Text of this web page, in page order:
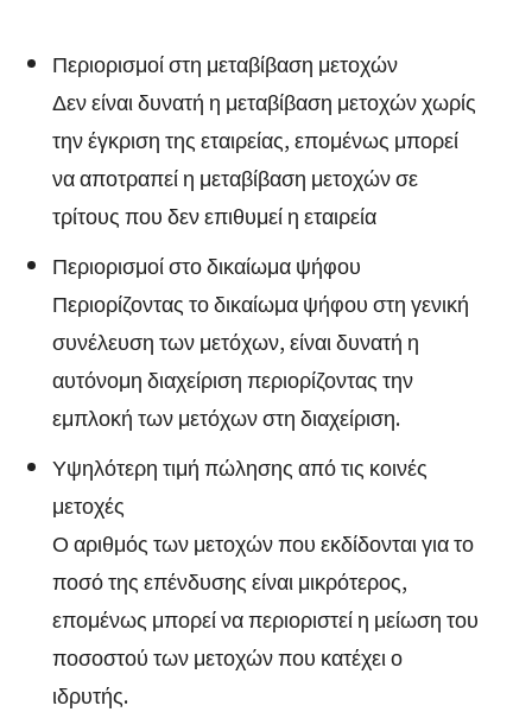
Περιορισμοί στη μεταβίβαση μετοχών
Δεν είναι δυνατή η μεταβίβαση μετοχών χωρίς
την έγκριση της εταιρείας, επομένως μπορεί
να αποτραπεί η μεταβίβαση μετοχών σε
τρίτους που δεν επιθυμεί η εταιρεία
Περιορισμοί στο δικαίωμα ψήφου
Περιορίζοντας το δικαίωμα ψήφου στη γενική
συνέλευση των μετόχων, είναι δυνατή η
αυτόνομη διαχείριση περιορίζοντας την
εμπλοκή των μετόχων στη διαχείριση.
Υψηλότερη τιμή πώλησης από τις κοινές
μετοχές
Ο αριθμός των μετοχών που εκδίδονται για το
ποσό της επένδυσης είναι μικρότερος,
επομένως μπορεί να περιοριστεί η μείωση του
ποσοστού των μετοχών που κατέχει ο
ιδρυτής.